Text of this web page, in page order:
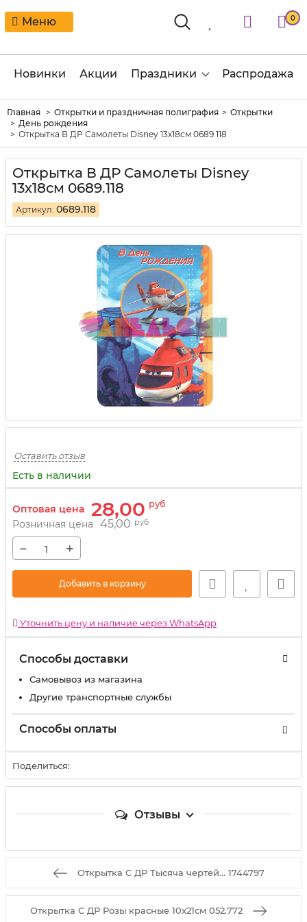
Меню 0
Новинки Акции Праздники Распродажа
Главная Открытки и праздничная полиграфия
Открытки
День рождения
Открытка В ДР Самолеты Disney 13х18см 0689.118
Открытка В ДР Самолеты Disney
13х18см 0689.118
Артикул: 0689.118
Оставить отзыв
Есть в наличии
Оптовая цена 28,00 руб
Розничная цена 45,00 руб
− +
Добавить в корзину
Уточнить цену и наличие через WhatsApp
Способы доставки
Самовывоз из магазина
Другие транспортные службы
Способы оплаты
Поделиться:
Отзывы
Открытка С ДР Тысяча чертей... 1744797
Открытка С ДР Розы красные 10х21см 052.772